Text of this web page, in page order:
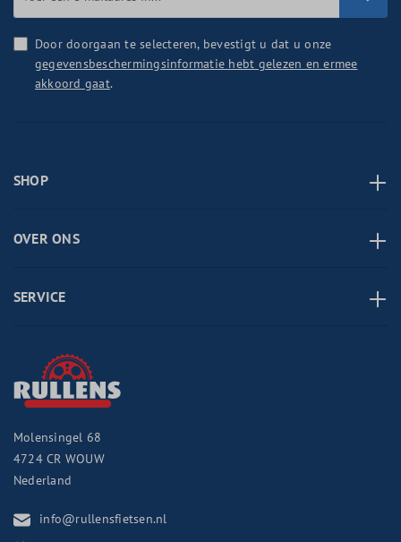
Door doorgaan te selecteren, bevestigt u dat u onze
gegevensbeschermingsinformatie hebt gelezen en ermee
akkoord gaat.
SHOP
OVER ONS
SERVICE
Molensingel 68
4724 CR WOUW
Nederland
info@rullensfietsen.nl